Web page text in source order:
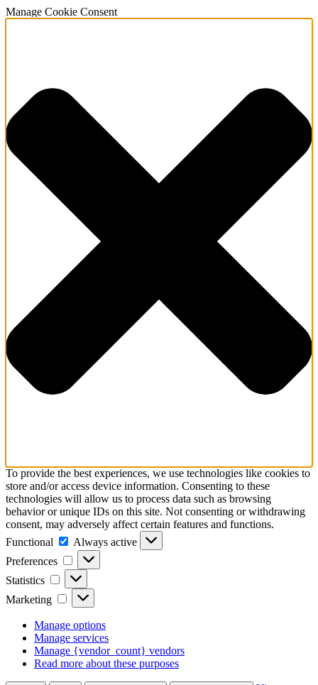
Manage Cookie Consent
To provide the best experiences, we use technologies like cookies to
store and/or access device information. Consenting to these
technologies will allow us to process data such as browsing
behavior or unique IDs on this site. Not consenting or withdrawing
consent, may adversely affect certain features and functions.
Functional
Functional
Always active
Preferences
Preferences
Statistics Statistics
Marketing Marketing
Manage options
Manage services
Manage {vendor_count} vendors
Read more about these purposes